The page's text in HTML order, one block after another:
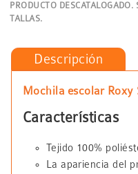
PRODUCTO
TALLAS.
Descripción
Mochila escolar Roxy
Características
Tejido 100%
La apariencia del